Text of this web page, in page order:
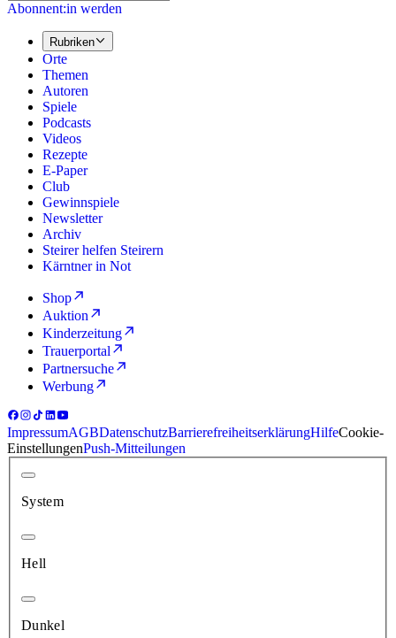
Abonnent:in werden
Rubriken
Orte
Themen
Autoren
Spiele
Podcasts
Videos
Rezepte
E-Paper
Club
Gewinnspiele
Newsletter
Archiv
Steirer helfen Steirern
Kärntner in Not
Shop
Auktion
Kinderzeitung
Trauerportal
Partnersuche
Werbung
ImpressumAGBDatenschutzBarrierefreiheitserklärungHilfeCookie-
EinstellungenPush-Mitteilungen
System
Hell
Dunkel